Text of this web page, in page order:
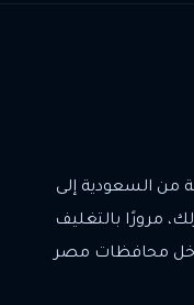
السعودية إلى
مرورًا بالتغليف
داخل محافظات مصر